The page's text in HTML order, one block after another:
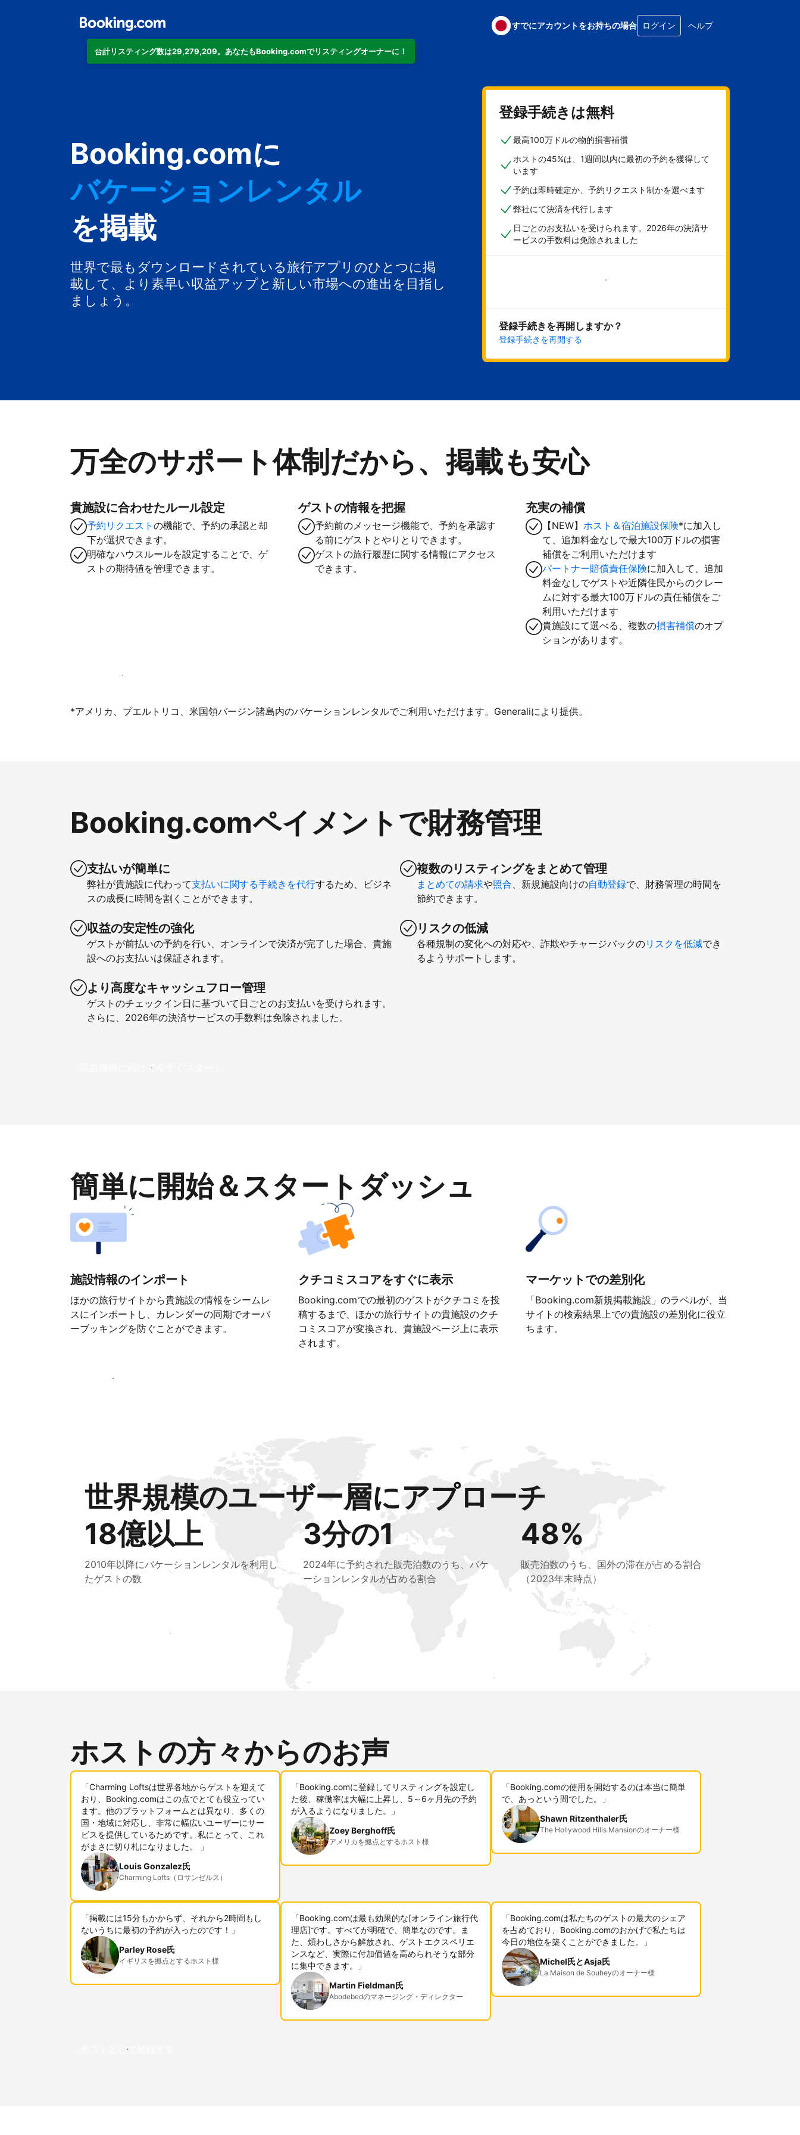
合計リスティング数は29,279,209。あなたもBooking.comでリスティングオーナーに！
すでにアカウントをお持ちの場合 ログイン ヘルプ
Booking.comに
バケーションレンタル
ゲストハウス
旅館
を掲載
世界で最もダウンロードされている旅行アプリのひとつに掲
載して、より素早い収益アップと新しい市場への進出を目指し
ましょう。
登録手続きは無料
最高100万ドルの物的損害補償
ホストの45%は、1週間以内に最初の予約を獲得して
います
予約は即時確定か、予約リクエスト制かを選べます
弊社にて決済を代行します
日ごとのお支払いを受けられます。2026年の決済サ
ービスの手数料は免除されました
今すぐ始める
登録手続きを再開しますか？
登録手続きを再開する
万全のサポート体制だから、掲載も安心
貴施設に合わせたルール設定
予約リクエスト の機能で、予約の承認と却
下が選択できます。
明確なハウスルールを設定することで、ゲ
ストの期待値を管理できます。
ゲストの情報を把握
予約前のメッセージ機能で、予約を承認す
る前にゲストとやりとりできます。
ゲストの旅行履歴に関する情報にアクセス
できます。
充実の補償
【NEW】ホスト＆宿泊施設保険*に加入し
て、追加料金なしで最大100万ドルの損害
補償をご利用いただけます
パートナー賠償責任保険に加入して、追加
料金なしでゲストや近隣住民からのクレー
ムに対する最大100万ドルの責任補償をご
利用いただけます
貴施設にて選べる、複数の損害補償のオプ
ションがあります。
今すぐ掲載登録する
*アメリカ、プエルトリコ、米国領バージン諸島内のバケーションレンタルでご利用いただけます。Generaliにより提供。
Booking.comペイメントで財務管理
支払いが簡単に
弊社が貴施設に代わって支払いに関する手続きを代行するため、ビジネ
スの成長に時間を割くことができます。
収益の安定性の強化
ゲストが前払いの予約を行い、オンラインで決済が完了した場合、貴施
設へのお支払いは保証されます。
より高度なキャッシュフロー管理
ゲストのチェックイン日に基づいて日ごとのお支払いを受けられます。
さらに、2026年の決済サービスの手数料は免除されました。
複数のリスティングをまとめて管理
まとめての請求や照合、新規施設向けの自動登録で、財務管理の時間を
節約できます。
リスクの低減
各種規制の変化への対応や、詐欺やチャージバックのリスクを低減でき
るようサポートします。
収益獲得に向けて今すぐスタート
簡単に開始＆スタートダッシュ
施設情報のインポート
ほかの旅行サイトから貴施設の情報をシームレ
スにインポートし、カレンダーの同期でオーバ
ーブッキングを防ぐことができます。
クチコミスコアをすぐに表示
Booking.comでの最初のゲストがクチコミを投
稿するまで、ほかの旅行サイトの貴施設のクチ
コミスコアが変換され、貴施設ページ上に表示
されます。
マーケットでの差別化
「Booking.com新規掲載施設」のラベルが、当
サイトの検索結果上での貴施設の差別化に役立
ちます。
さっそく始める
世界規模のユーザー層にアプローチ
18億以上
2010年以降にバケーションレンタルを利用し
たゲストの数
3分の1
2024年に予約された販売泊数のうち、バケ
ーションレンタルが占める割合
48%
販売泊数のうち、国外の滞在が占める割合
（2023年末時点）
新しいユーザー層に今すぐアプローチする
ホストの方々からのお声
「Charming Loftsは世界各地からゲストを迎えて
おり、Booking.comはこの点でとても役立ってい
ます。他のプラットフォームとは異なり、多くの
国・地域に対応し、非常に幅広いユーザーにサー
ビスを提供しているためです。私にとって、これ
がまさに切り札になりました。 」
Louis Gonzalez氏
Charming Lofts（ロサンゼルス）
「Booking.comに登録してリスティングを設定し
た後、稼働率は大幅に上昇し、5～6ヶ月先の予約
が入るようになりました。」
Zoey Berghoff氏
アメリカを拠点とするホスト様
「Booking.comの使用を開始するのは本当に簡単
で、あっという間でした。」
Shawn Ritzenthaler氏
The Hollywood Hills Mansionのオーナー様
「掲載には15分もかからず、それから2時間もし
ないうちに最初の予約が入ったのです！」
Parley Rose氏
イギリスを拠点とするホスト様
「Booking.comは最も効果的な[オンライン旅行代
理店]です。すべてが明確で、簡単なのです。ま
た、煩わしさから解放され、ゲストエクスペリエ
ンスなど、実際に付加価値を高められそうな部分
に集中できます。」
Martin Fieldman氏
Abodebedのマネージング・ディレクター
「Booking.comは私たちのゲストの最大のシェア
を占めており、Booking.comのおかげで私たちは
今日の地位を築くことができました。」
Michel氏とAsja氏
La Maison de Souheyのオーナー様
ホストとして登録する